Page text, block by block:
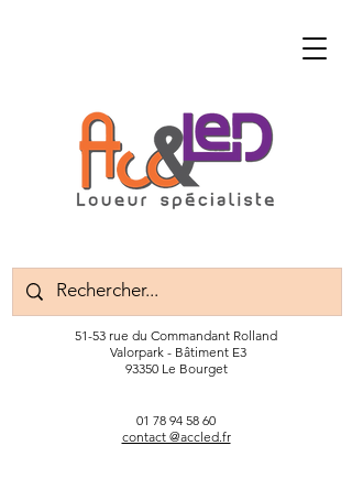
51-53 rue du Commandant Rolland
Valorpark - Bâtiment E3
93350 Le Bourget
01 78 94 58 60
contact @accled.fr